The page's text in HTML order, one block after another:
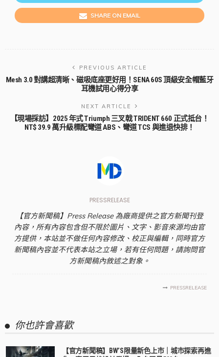
SHARE ON EMAIL
PREVIOUS ARTICLE
Mesh 3.0 對講超清晰、磁吸底座更好用！SENA 60S 頂級安全帽藍牙
耳機試用心得分享
NEXT ARTICLE
【現場採訪】2025 年式 Triumph 三叉戟 TRIDENT 660 正式抵台！
NT$ 39.9 萬升級標配彎道 ABS、彎道 TCS 與進退快排！
PRESSRELEASE
【官方新聞稿】Press Release 為廠商提供之官方新聞刊登
內容，所有內容包含但不限於圖片、文字、影音來源均由官
方提供，本站並不做任何內容修改、校正與編輯，同時官方
新聞稿內容並不代表本站之立場，若有任何問題，請詢問官
方新聞稿內敘述之對象。
PRESSRELEASE
你也許會喜歡
【官方新聞稿】BW’S限量新色上市｜城市探索再進